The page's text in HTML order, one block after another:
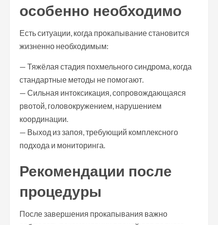
особенно необходимо
Есть ситуации, когда прокапывание становится
жизненно необходимым:
— Тяжёлая стадия похмельного синдрома, когда
стандартные методы не помогают.
— Сильная интоксикация, сопровождающаяся
рвотой, головокружением, нарушением
координации.
— Выход из запоя, требующий комплексного
подхода и мониторинга.
Рекомендации после
процедуры
После завершения прокапывания важно